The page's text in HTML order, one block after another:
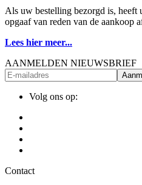
Als uw bestelling bezorgd is, heeft
opgaaf van reden van de aankoop
Lees hier meer...
AANMELDEN NIEUWSBRIEF
Volg ons op:
Contact